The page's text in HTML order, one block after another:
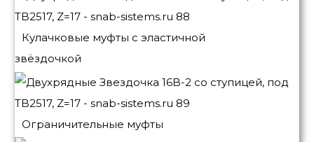
Кулачковые муфты с эластичной
звёздочкой
Ограничительные муфты